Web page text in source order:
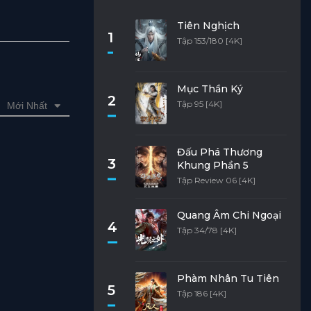
Mới Nhất
1
Tiên Nghịch
Tập 153/180 [4K]
2
Mục Thần Ký
Tập 95 [4K]
3
Đấu Phá Thương
Khung Phần 5
Tập Review 06 [4K]
4
Quang Âm Chi Ngoại
Tập 34/78 [4K]
5
Phàm Nhân Tu Tiên
Tập 186 [4K]